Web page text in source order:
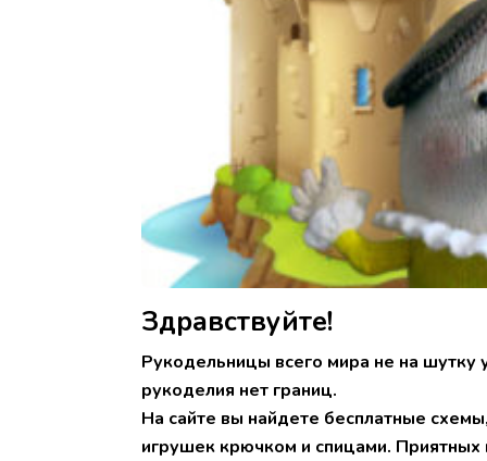
Здравствуйте!
Рукодельницы всего мира не на шутку
рукоделия нет границ.
На сайте вы найдете бесплатные
игрушек крючком и спицами. Приятных